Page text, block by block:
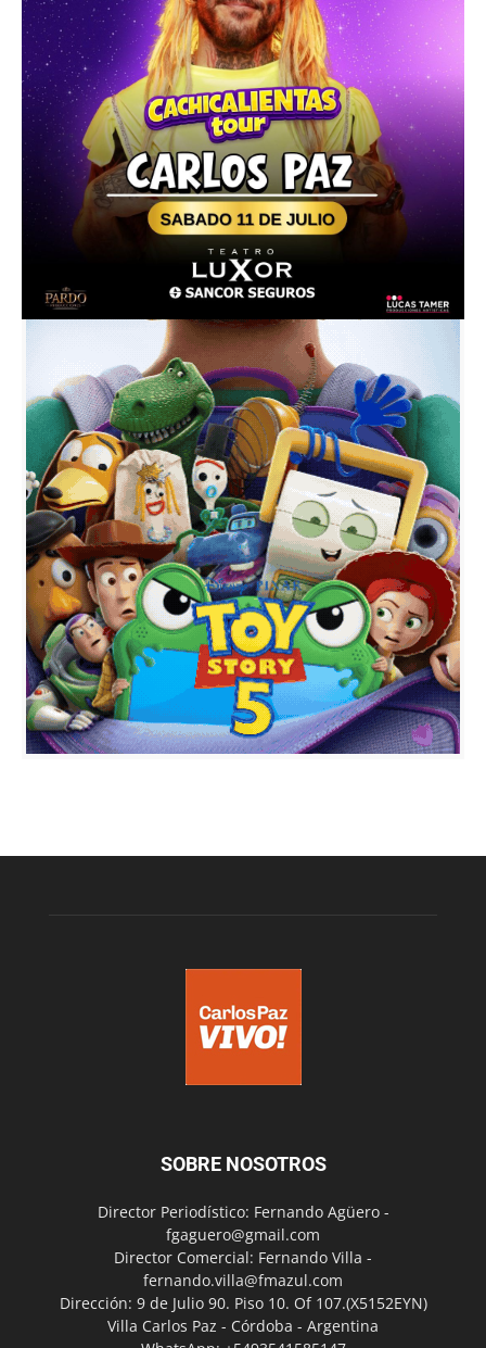
SOBRE NOSOTROS
Director Periodístico: Fernando Agüero -
fgaguero@gmail.com
Director Comercial: Fernando Villa -
fernando.villa@fmazul.com
Dirección: 9 de Julio 90. Piso 10. Of 107.(X5152EYN)
Villa Carlos Paz - Córdoba - Argentina